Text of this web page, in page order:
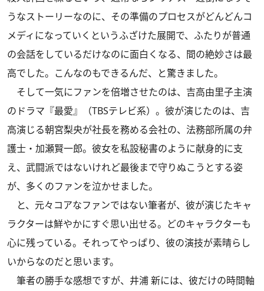
うなストーリーなのに、その準備のプロセスがどんどんコ
メディになっていくというふざけた展開で、ふたりが普通
の会話をしているだけなのに面白くなる、間の絶妙さは最
高でした。こんなのもできるんだ、と驚きました。
そして一気にファンを倍増させたのは、吉高由里子主演
のドラマ『最愛』（TBSテレビ系）。彼が演じたのは、吉
高演じる朝宮梨央が社長を務める会社の、法務部所属の弁
護士・加瀬賢一郎。彼女を私設秘書のように献身的に支
え、武闘派ではないけれど最後まで守りぬこうとする姿
が、多くのファンを泣かせました。
と、元々コアなファンではない筆者が、彼が演じたキャ
ラクターは鮮やかにすぐ思い出せる。どのキャラクターも
心に残っている。それってやっぱり、彼の演技が素晴らし
いからなのだと思います。
筆者の勝手な感想ですが、井浦 新には、彼だけの時間軸